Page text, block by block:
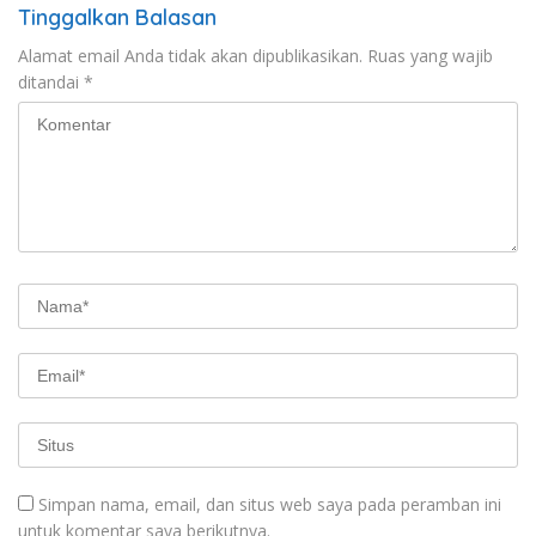
Tinggalkan Balasan
Alamat email Anda tidak akan dipublikasikan. Ruas yang wajib
ditandai *
Simpan nama, email, dan situs web saya pada peramban ini
untuk komentar saya berikutnya.